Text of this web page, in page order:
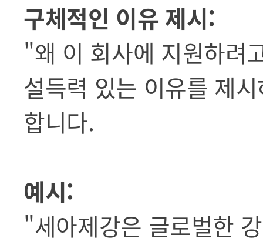
구체적인 이유 제시:
"왜 이 회사에 지원하려
설득력 있는 이유를 제
합니다.
예시:
"세아제강은 글로벌한